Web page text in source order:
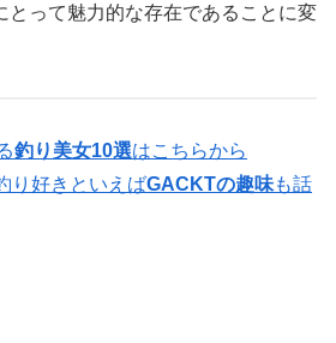
とって魅力的な存在であることに変
釣り美女10選はこちらから
り好きといえばGACKTの趣味も話